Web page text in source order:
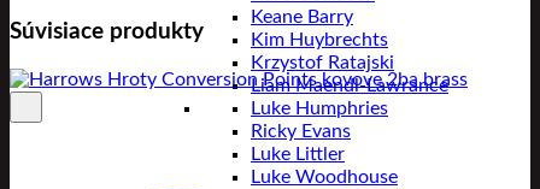
Keane Barry
Kim Huybrechts
Krzystof Ratajski
Liam Maendl-Lawrance
Luke Humphries
Ricky Evans
Luke Littler
Luke Woodhouse
Súvisiace produkty